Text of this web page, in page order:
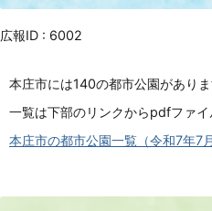
広報ID : 6002
本庄市には140の都市公園がありま
一覧は下部のリンクからpdfファイ
本庄市の都市公園一覧（令和7年7